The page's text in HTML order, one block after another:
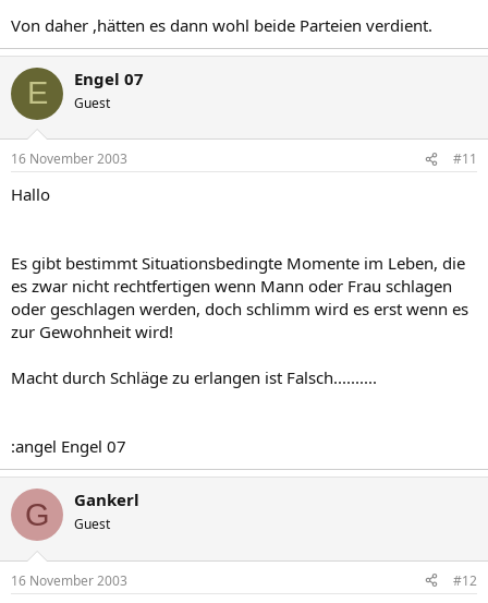
Von daher ,hätten es dann wohl beide Parteien verdient.
E Engel 07
Guest
16 November 2003 #11
Hallo
Es gibt bestimmt Situationsbedingte Momente im Leben, die
es zwar nicht rechtfertigen wenn Mann oder Frau schlagen
oder geschlagen werden, doch schlimm wird es erst wenn es
zur Gewohnheit wird!
Macht durch Schläge zu erlangen ist Falsch..........
:angel Engel 07
G Gankerl
Guest
16 November 2003 #12